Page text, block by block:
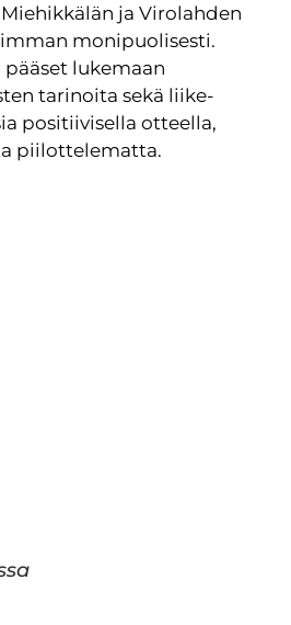
ja Virolahden
monipuolisesti.
lukemaan
tarinoita sekä liike-
positiivisella otteella,
piilottelematta.